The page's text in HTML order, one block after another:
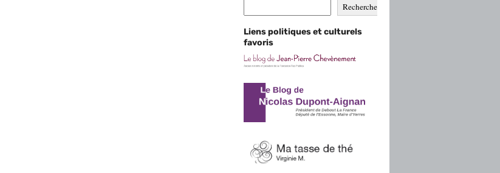
Rechercher
Liens politiques et culturels
favoris